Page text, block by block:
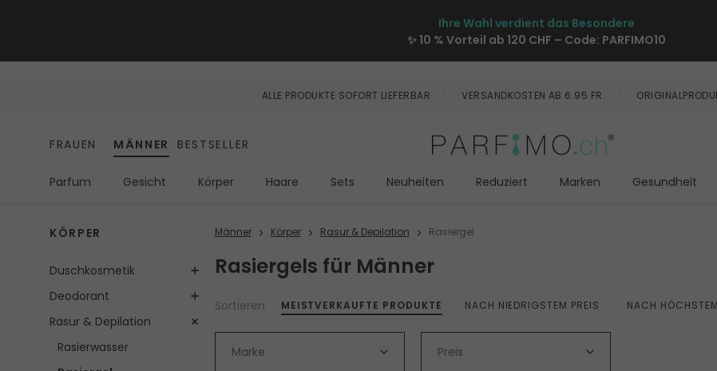
Ihre Wahl verdient das Besondere
✨ 10 % Vorteil ab 120 CHF – Code: PARFIMO10
ALLE PRODUKTE SOFORT LIEFERBAR VERSANDKOSTEN AB 6.95 FR.
FRAUEN MÄNNER BESTSELLER
Parfum Gesicht Körper Haare Sets Neuheiten Reduziert Marken Gesundheit
KÖRPER
Duschkosmetik
Deodorant
Rasur & Depilation
Rasierwasser
Männer Körper Rasur & Depilation Rasiergel
Rasiergels für Männer
Sortieren MEISTVERKAUFTE PRODUKTE NACH NIEDRIGSTEM PREIS NACH
Marke Preis